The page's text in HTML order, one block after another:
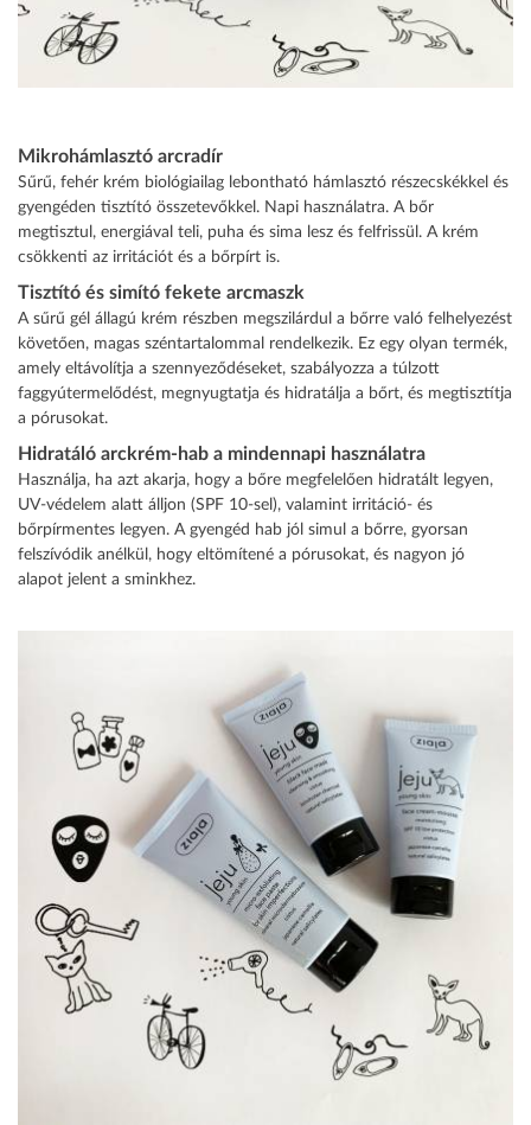
Mikrohámlasztó arcradír
Sűrű, fehér krém biológiailag lebontható hámlasztó részecskékkel és
gyengéden tisztító összetevőkkel. Napi használatra. A bőr
megtisztul, energiával teli, puha és sima lesz és felfrissül. A krém
csökkenti az irritációt és a bőrpírt is.
Tisztító és simító fekete arcmaszk
A sűrű gél állagú krém részben megszilárdul a bőrre való felhelyezést
követően, magas széntartalommal rendelkezik. Ez egy olyan termék,
amely eltávolítja a szennyeződéseket, szabályozza a túlzott
faggyútermelődést, megnyugtatja és hidratálja a bőrt, és megtisztítja
a pórusokat.
Hidratáló arckrém-hab a mindennapi használatra
Használja, ha azt akarja, hogy a bőre megfelelően hidratált legyen,
UV-védelem alatt álljon (SPF 10-sel), valamint irritáció- és
bőrpírmentes legyen. A gyengéd hab jól simul a bőrre, gyorsan
felszívódik anélkül, hogy eltömítené a pórusokat, és nagyon jó
alapot jelent a sminkhez.